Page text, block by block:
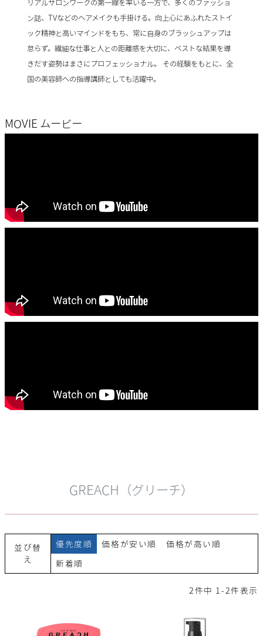
リアルサロンワークの第一線を率いる一方で、多くのファッショ
ン誌、TVなどのヘアメイクも手掛ける。向上心にあふれたストイ
ック精神と高いマインドをもち、常に自身のブラッシュアップは
怠らず。繊細な仕事と人との距離感を大切に、ベストな結果を導
きだす姿勢はまさにプロフェッショナル。 その経験をもとに、全
国の美容師への指導講師としても活躍中。
MOVIE ムービー
GREACH（グリーチ）
並び替
え
優先度順 価格が安い順 価格が高い順
新着順
2 件中 1 -2件表示